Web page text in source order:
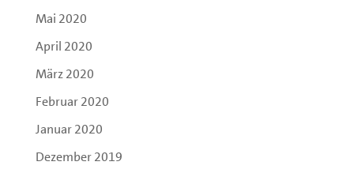
Mai 2020
April 2020
März 2020
Februar 2020
Januar 2020
Dezember 2019